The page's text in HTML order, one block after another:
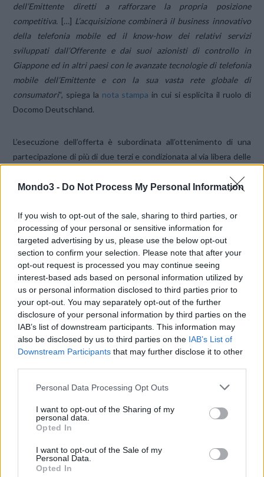
Mondo3 - Do Not Process My Personal Information
If you wish to opt-out of the sale, sharing to third parties, or
processing of your personal or sensitive information for
targeted advertising by us, please use the below opt-out
section to confirm your selection. Please note that after your
opt-out request is processed you may continue seeing
interest-based ads based on personal information utilized by
us or personal information disclosed to third parties prior to
your opt-out. You may separately opt-out of the further
disclosure of your personal information by third parties on the
IAB’s list of downstream participants. This information may
also be disclosed by us to third parties on the IAB’s List of
Downstream Participants that may further disclose it to other
Personal Data Processing Opt Outs
I want to opt-out of the Sharing of my
personal data.
Opted In
I want to opt-out of the Sale of my
Personal Data.
Opted In
dell’Emittente diretti a rafforzare la propria posizione
competitiva. […] L’acquisizione combinerà il business innovativo
della telefonia mobile ed il know-how dei relativi servizi
sviluppati dall’Offerente e dai suoi azionisti di controllo in
Giappone ed in altri paesi con le avanzate tecnologie di telefonia
mobile dell’Emittente e con la sua vasta rete globale di
consumatori“, spiega la nota stampa in cui si esplicita il ruolo di
Docomo Deutschland.
L’esecuzione dell’offerta è subordinata all’ottenimento di una
partecipazione di più di due terzi e condizionata al via libera delle
E-mail LinkedIn Facebook
X Mastodon Telegram
WhatsApp Stampa Altro
LE MIGLIORI OFFERTE AMAZON